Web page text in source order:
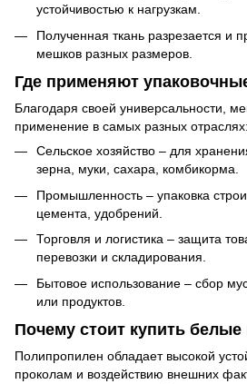
устойчивостью к нагрузкам.
Полученная ткань разрезается и
мешков разных размеров.
Где применяют
Благодаря своей универсальности,
применение в самых разных отраслях:
Сельское хозяйство – для
зерна, муки, сахара, комбикорма.
Промышленность – упаковка
цемента, удобрений.
Торговля и логистика – защита
перевозки и складирования.
Бытовое использование – сбор
или продуктов.
Почему стоит купить
Полипропилен обладает высокой
проколам и воздействию внешних